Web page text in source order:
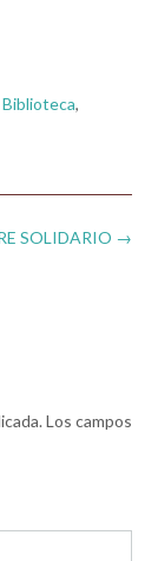
Biblioteca,
SOLIDARIO →
Los campos